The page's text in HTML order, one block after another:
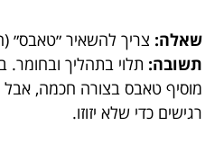
שאלה: צריך להשאיר ״טאבס״
תשובה: תלוי בתהליך
מוסיף טאבס בצורה חכמה, אבל
רגישים כדי שלא יזוזו.